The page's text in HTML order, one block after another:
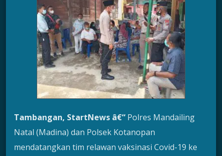
Tambangan, StartNews â€“ Polres Mandailing
Natal (Madina) dan Polsek Kotanopan
mendatangkan tim relawan vaksinasi Covid-19 ke